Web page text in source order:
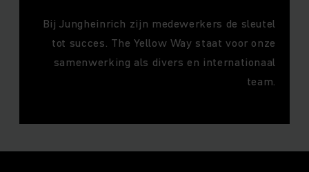
Bij Jungheinrich zijn medewerkers de sleutel
tot succes. The Yellow Way staat voor onze
samenwerking als divers en internationaal
team.